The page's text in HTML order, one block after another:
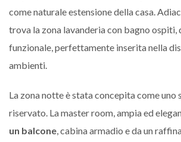
come naturale estensione della casa.
trova la zona lavanderia con bagno ospiti,
funzionale, perfettamente inserita nella
ambienti.
La zona notte è stata concepita come
riservato. La master room, ampia ed
un balcone, cabina armadio e da un